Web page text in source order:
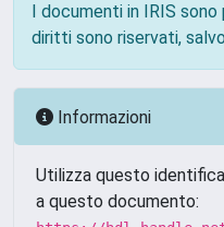
I documenti in IRIS
diritti sono riservati,
Informazioni
Utilizza questo
a questo documento: